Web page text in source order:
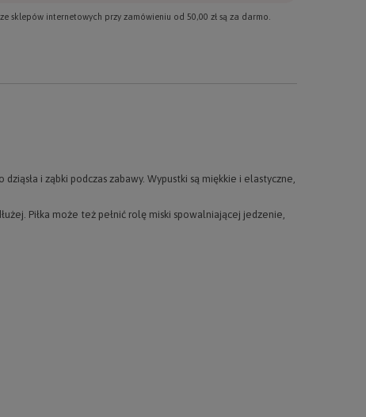
sklepów internetowych przy zamówieniu od 50,00 zł są za darmo.
i ząbki podczas zabawy. Wypustki są miękkie i elastyczne,
Piłka może też pełnić rolę miski spowalniającej jedzenie,